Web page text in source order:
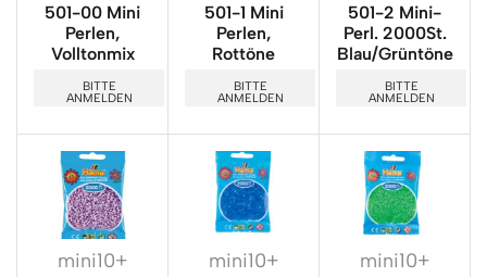
501-00 Mini
Perlen,
Volltonmix
BITTE
ANMELDEN
501-1 Mini
Perlen,
Rottöne
BITTE
ANMELDEN
501-2 Mini-
Perl. 2000St.
Blau/Grüntöne
BITTE
ANMELDEN
mini10+ mini10+ mini10+